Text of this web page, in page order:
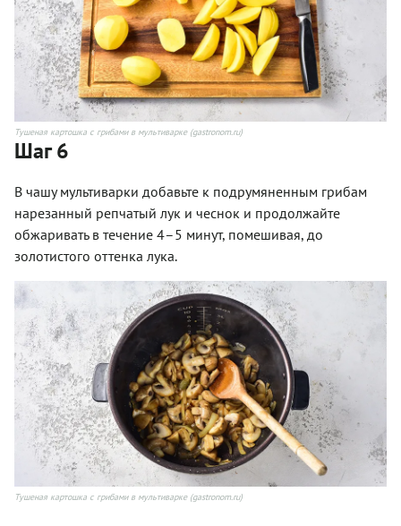
Тушеная картошка с грибами в мультиварке (gastronom.ru)
Шаг 6
В чашу мультиварки добавьте к подрумяненным грибам
нарезанный репчатый лук и чеснок и продолжайте
обжаривать в течение 4–5 минут, помешивая, до
золотистого оттенка лука.
Тушеная картошка с грибами в мультиварке (gastronom.ru)